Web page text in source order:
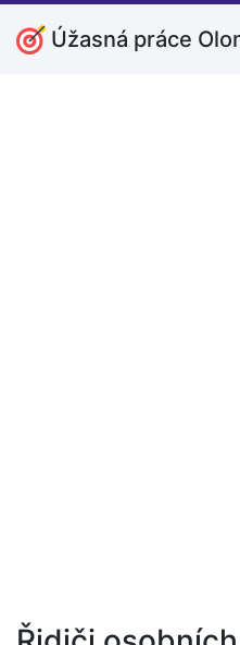
Úžasná práce